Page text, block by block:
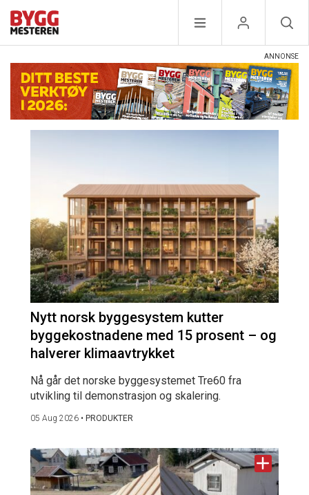
Nytt norsk byggesystem kutter
byggekostnadene med 15 prosent – og
halverer klimaavtrykket
Nå går det norske byggesystemet Tre60 fra
utvikling til demonstrasjon og skalering.
05 Aug 2026 • PRODUKTER